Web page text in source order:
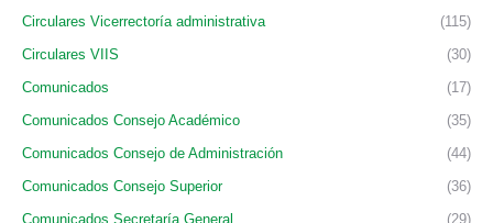
Circulares Vicerrectoría administrativa
(115)
Circulares VIIS
(30)
Comunicados
(17)
Comunicados Consejo Académico
(35)
Comunicados Consejo de Administración
(44)
Comunicados Consejo Superior
(36)
Comunicados Secretaría General
(29)